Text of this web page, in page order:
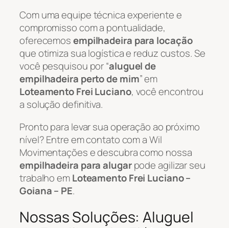
Com uma equipe técnica experiente e
compromisso com a pontualidade,
oferecemosempilhadeira para locação
que otimiza sua logística e reduz custos. Se
você pesquisou por “aluguel de
empilhadeira perto de mim” em
Loteamento Frei Luciano, você encontrou
a solução definitiva.
Pronto para levar sua operação ao próximo
nível? Entre em contato com a Wil
Movimentações e descubra como nossa
empilhadeira para alugarpode agilizar seu
trabalho emLoteamento Frei Luciano –
Goiana – PE.
Nossas Soluções: Aluguel